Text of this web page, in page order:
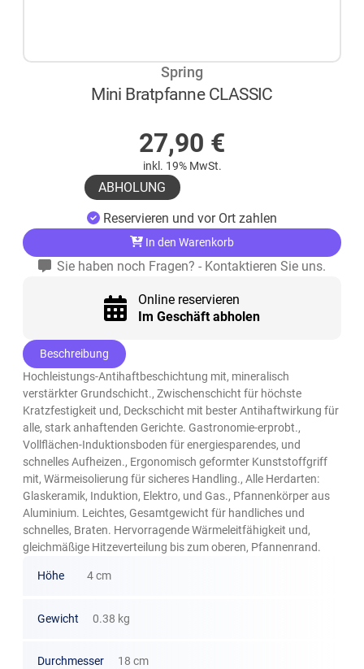
Spring
Mini Bratpfanne CLASSIC
27,90 €
inkl. 19% MwSt.
ABHOLUNG
Reservieren und vor Ort zahlen
In den Warenkorb
Sie haben noch Fragen? - Kontaktieren Sie uns.
Online reservieren
Im Geschäft abholen
Beschreibung
Hochleistungs-Antihaftbeschichtung mit, mineralisch
verstärkter Grundschicht., Zwischenschicht für höchste
Kratzfestigkeit und, Deckschicht mit bester Antihaftwirkung für
alle, stark anhaftenden Gerichte. Gastronomie-erprobt.,
Vollflächen-Induktionsboden für energiesparendes, und
schnelles Aufheizen., Ergonomisch geformter Kunststoffgriff
mit, Wärmeisolierung für sicheres Handling., Alle Herdarten:
Glaskeramik, Induktion, Elektro, und Gas., Pfannenkörper aus
Aluminium. Leichtes, Gesamtgewicht für handliches und
schnelles, Braten. Hervorragende Wärmeleitfähigkeit und,
gleichmäßige Hitzeverteilung bis zum oberen, Pfannenrand.
Höhe 4 cm
Gewicht 0.38 kg
Durchmesser 18 cm